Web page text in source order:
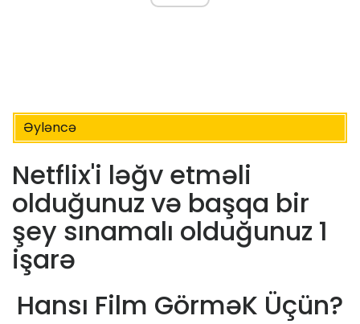
Əyləncə
Netflix'i ləğv etməli
olduğunuz və başqa bir
şey sınamalı olduğunuz 1
işarə
Hansı Film GörməK Üçün?